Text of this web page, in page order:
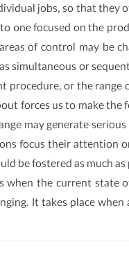
jobs, so that
one focused on the
of control may be
simultaneous or
procedure, or the
forces us to make
may generate
focus their attention
be fostered as much
when the current
It takes place